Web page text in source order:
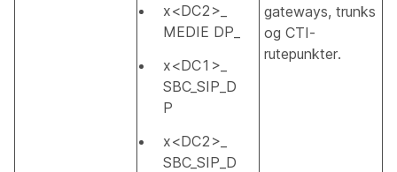
x<DC2>_
MEDIE DP_
x<DC1>_
SBC_SIP_D
P
x<DC2>_
SBC_SIP_D
gateways, trunks
og CTI-
rutepunkter.